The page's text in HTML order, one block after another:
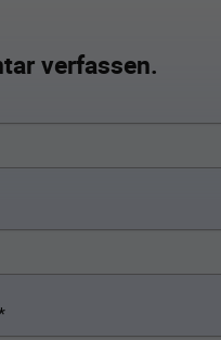
verfassen.